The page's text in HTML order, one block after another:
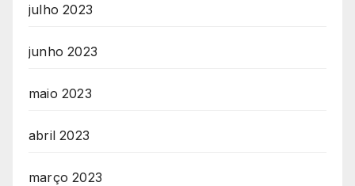
julho 2023
junho 2023
maio 2023
abril 2023
março 2023